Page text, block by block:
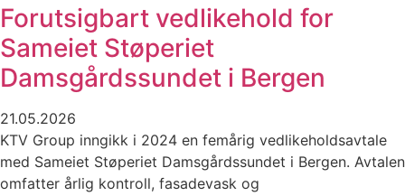
Forutsigbart vedlikehold for
Sameiet Støperiet
Damsgårdssundet i Bergen
21.05.2026
KTV Group inngikk i 2024 en femårig vedlikeholdsavtale
med Sameiet Støperiet Damsgårdssundet i Bergen. Avtalen
omfatter årlig kontroll, fasadevask og